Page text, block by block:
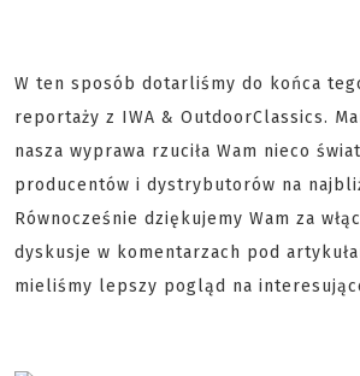
W ten sposób dotarliśmy do końca
reportaży z IWA & OutdoorClassics.
nasza wyprawa rzuciła Wam nieco
producentów i dystrybutorów na
Równocześnie dziękujemy Wam za
dyskusje w komentarzach pod
mieliśmy lepszy pogląd na